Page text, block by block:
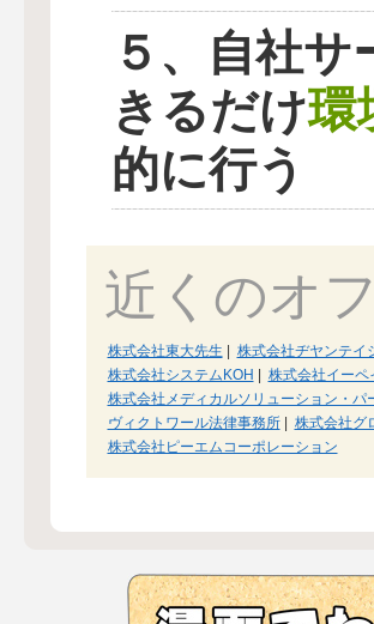
５、自社
きるだけ環
的に行う
近くのオ
株式会社東大先生 株式会社ヂヤンテイ
株式会社システムKOH
株式会社イーペ
株式会社メディカルソリューション・パ
ヴィクトワール法律事務所| 株式会社グ
株式会社ピーエムコーポレーション